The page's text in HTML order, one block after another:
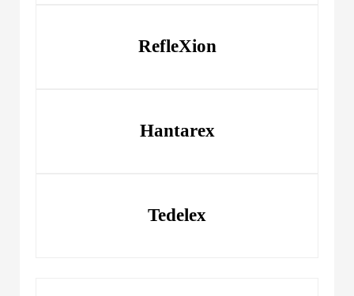
RefleXion
Hantarex
Tedelex